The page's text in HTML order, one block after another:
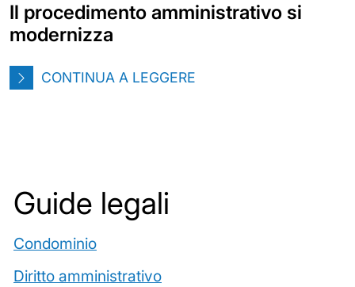
Il procedimento amministrativo si
modernizza
CONTINUA A LEGGERE
Guide legali
Condominio
Diritto amministrativo